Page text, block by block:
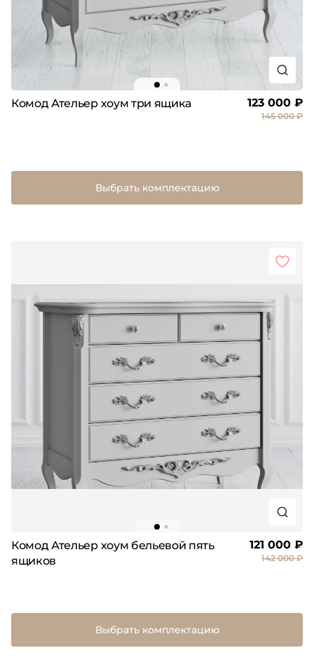
Комод Ательер хоум три ящика 123 000 ₽
145 000 ₽
Выбрать комплектацию
Комод Ательер хоум бельевой пять
ящиков
121 000 ₽
142 000 ₽
Выбрать комплектацию